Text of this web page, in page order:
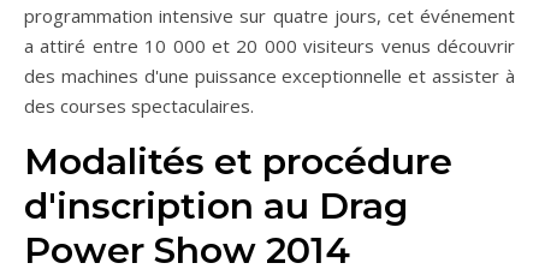
programmation intensive sur quatre jours, cet événement
a attiré entre 10 000 et 20 000 visiteurs venus découvrir
des machines d'une puissance exceptionnelle et assister à
des courses spectaculaires.
Modalités et procédure
d'inscription au Drag
Power Show 2014